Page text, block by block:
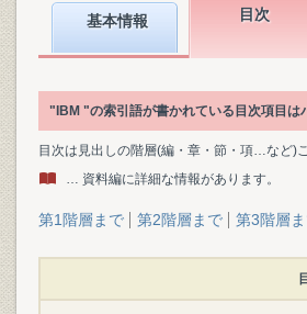
基本情報 目次
"IBM "の索引語が書かれている目次項目は
目次は見出しの階層(編・章・節・項…など)
… 資料編に詳細な情報があります。
第1階層まで 第2階層まで 第3階層